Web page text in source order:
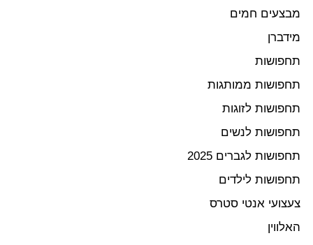
מבצעים חמים
מידברן
תחפושות
תחפושות ממותגות
תחפושות לזוגות
תחפושות לנשים
תחפושות לגברים 2025
תחפושות לילדים
צעצועי אנטי סטרס
האלווין